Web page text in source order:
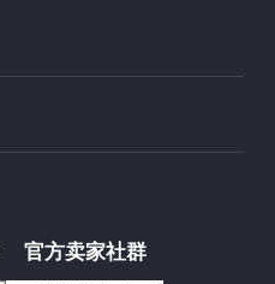
官方卖家社群